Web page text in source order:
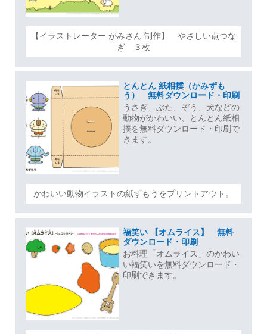
【イラストレーター がみさん 制作】 やさしい点つな
ぎ ３枚
とんとん 紙相撲（かみずも
う） 無料ダウンロード・印刷
うさぎ、ぶた、ぞう、犬などの
動物がかわいい、とんとん紙相
撲を無料ダウンロード・印刷で
きます。
かわいい動物イラストの紙ずもうをプリントアウト。
福笑い 【オムライス】 無料
ダウンロード・印刷
お料理「オムライス」のかわい
い福笑いを無料ダウンロード・
印刷できます。